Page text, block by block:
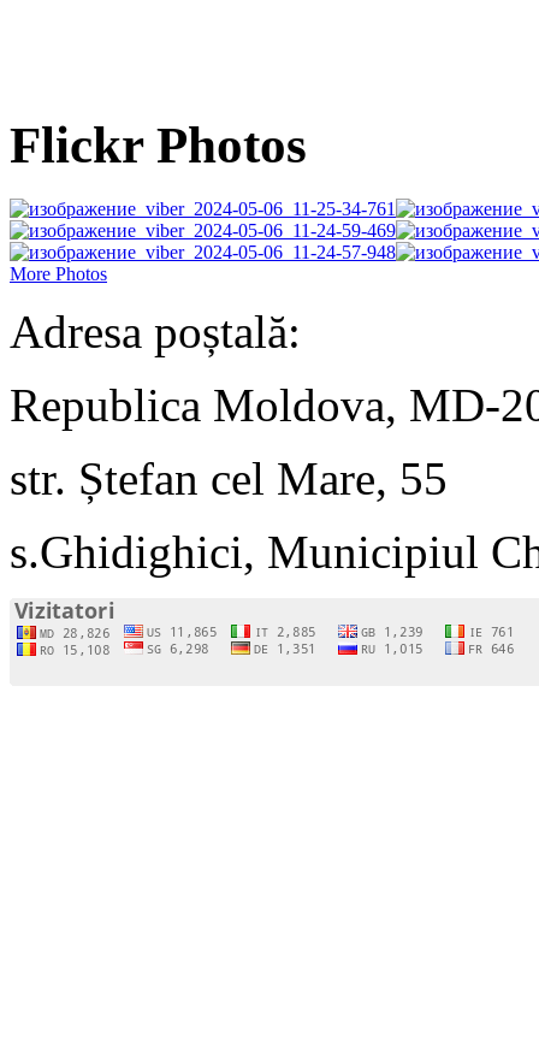
Flickr Photos
More Photos
Adresa poștală:
Republica Moldova, MD-
str. Ștefan cel Mare, 55
s.Ghidighici, Municipiul